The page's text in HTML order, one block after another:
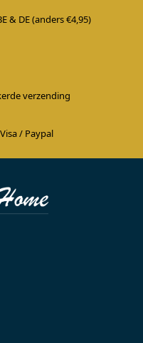
& DE (anders €4,95)
verzending
/ Paypal